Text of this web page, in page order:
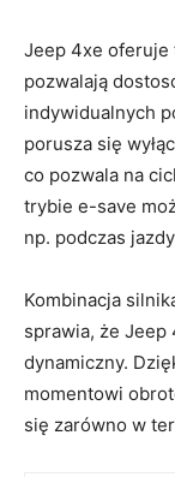
Jeep ⁢4xe oferuje
pozwalają
indywidualnych
porusza się
co pozwala na
trybie e-save
np. podczas​
Kombinacja‍
sprawia, że Jeep
dynamiczny.
momentowi
się zarówno w